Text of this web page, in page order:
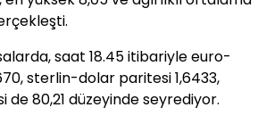
saat 18.45 itibariyle euro-
sterlin-dolar paritesi 1,6433,
80,21 düzeyinde seyrediyor.